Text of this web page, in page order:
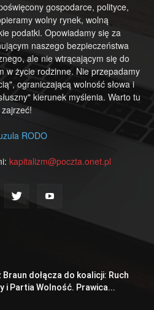
gospodarce, polityce,
wolny rynek, wolną
podatki. Opowiadamy się za
naszego bezpieczeństwa
ale nie wtrącającym się do
w życie rodzinne. Nie przepadamy
ograniczającą wolność słowa i
kierunek myślenia. Warto tu
zajrzeć!
RODO
kapitalizm@poczta.onet.pl
dołącza do koalicji: Ruch
i Partia Wolność. Prawica...